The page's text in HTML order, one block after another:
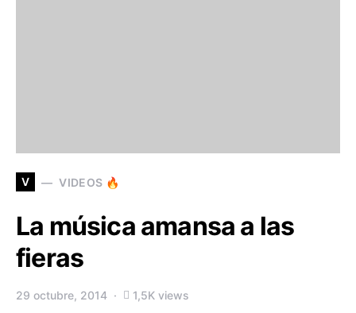
V VIDEOS 🔥
La música amansa a las
fieras
29 octubre, 2014 1,5K views